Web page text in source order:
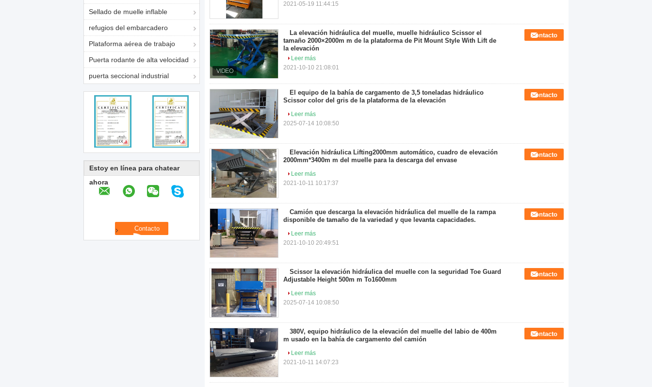
Sellado de muelle inflable
refugios del embarcadero
Plataforma aérea de trabajo
Puerta rodante de alta velocidad
puerta seccional industrial
Estoy en línea para chatear
ahora
2021-05-19 11:44:15
La elevación hidráulica del muelle, muelle hidráulico Scissor el
tamaño 2000×2000m m de la plataforma de Pit Mount Style With Lift de
la elevación
Contacto
Leer más
2021-10-10 21:08:01
El equipo de la bahía de cargamento de 3,5 toneladas hidráulico
Scissor color del gris de la plataforma de la elevación
Contacto
Leer más
2025-07-14 10:08:50
Elevación hidráulica Lifting2000mm automático, cuadro de elevación
2000mm*3400m m del muelle para la descarga del envase
Contacto
Leer más
2021-10-11 10:17:37
Camión que descarga la elevación hidráulica del muelle de la rampa
disponible de tamaño de la variedad y que levanta capacidades.
Contacto
Leer más
2021-10-10 20:49:51
Scissor la elevación hidráulica del muelle con la seguridad Toe Guard
Adjustable Height 500m m To1600mm
Contacto
Leer más
2025-07-14 10:08:50
380V, equipo hidráulico de la elevación del muelle del labio de 400m
m usado en la bahía de cargamento del camión
Contacto
Leer más
2021-10-11 14:07:23